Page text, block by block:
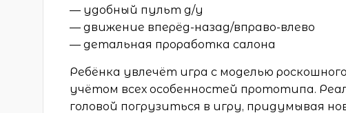
— удобный пульт д/у
— движение вперёд-назад/вправо-влево
— детальная проработка салона
Ребёнка увлечёт игра с моделью
учётом всех особенностей прототипа.
головой погрузиться в игру, придумывая